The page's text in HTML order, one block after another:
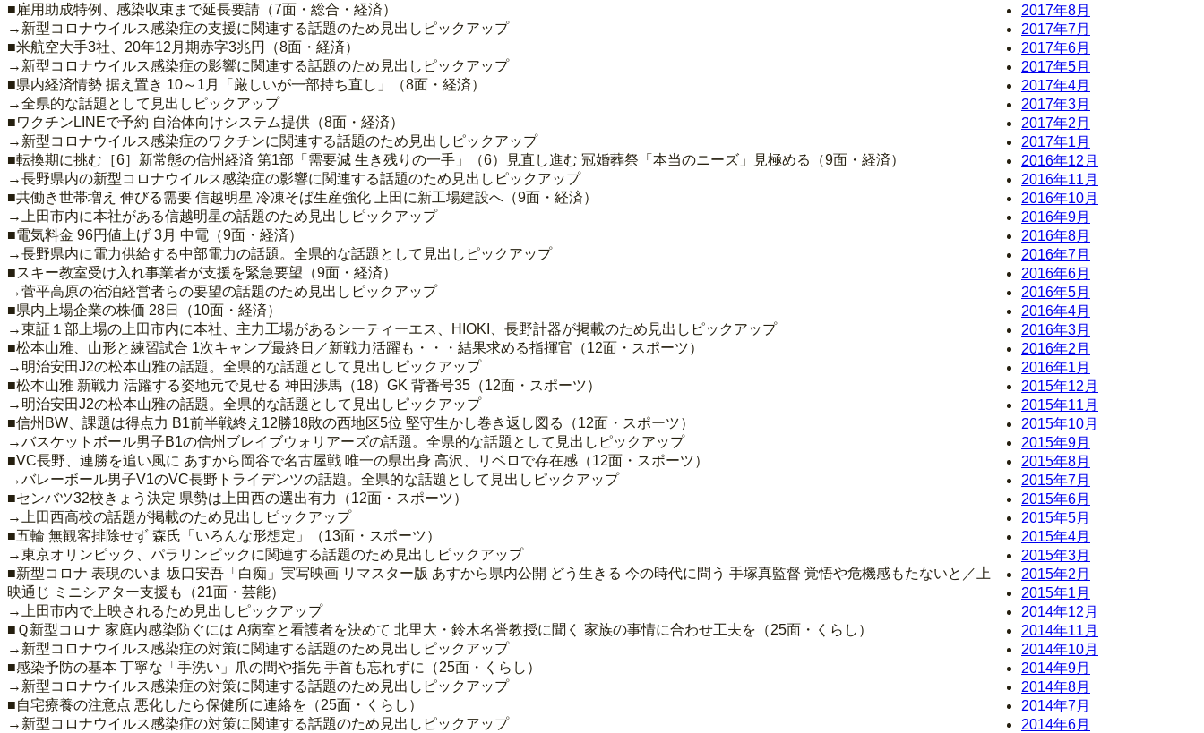
■雇用助成特例、感染収束まで延長要請（7面・総合・経済）
→新型コロナウイルス感染症の支援に関連する話題のため見出しピックアップ
■米航空大手3社、20年12月期赤字3兆円（8面・経済）
→新型コロナウイルス感染症の影響に関連する話題のため見出しピックアップ
■県内経済情勢 据え置き 10～1月「厳しいが一部持ち直し」（8面・経済）
→全県的な話題として見出しピックアップ
■ワクチンLINEで予約 自治体向けシステム提供（8面・経済）
→新型コロナウイルス感染症のワクチンに関連する話題のため見出しピックアップ
■転換期に挑む［6］新常態の信州経済 第1部「需要減 生き残りの一手」（6）見直し進む 冠婚葬祭「本当のニーズ」見極める（9面・経済）
→長野県内の新型コロナウイルス感染症の影響に関連する話題のため見出しピックアップ
■共働き世帯増え 伸びる需要 信越明星 冷凍そば生産強化 上田に新工場建設へ（9面・経済）
→上田市内に本社がある信越明星の話題のため見出しピックアップ
■電気料金 96円値上げ 3月 中電（9面・経済）
→長野県内に電力供給する中部電力の話題。全県的な話題として見出しピックアップ
■スキー教室受け入れ事業者が支援を緊急要望（9面・経済）
→菅平高原の宿泊経営者らの要望の話題のため見出しピックアップ
■県内上場企業の株価 28日（10面・経済）
→東証１部上場の上田市内に本社、主力工場があるシーティーエス、HIOKI、長野計器が掲載のため見出しピックアップ
■松本山雅、山形と練習試合 1次キャンプ最終日／新戦力活躍も・・・結果求める指揮官（12面・スポーツ）
→明治安田J2の松本山雅の話題。全県的な話題として見出しピックアップ
■松本山雅 新戦力 活躍する姿地元で見せる 神田渉馬（18）GK 背番号35（12面・スポーツ）
→明治安田J2の松本山雅の話題。全県的な話題として見出しピックアップ
■信州BW、課題は得点力 B1前半戦終え12勝18敗の西地区5位 堅守生かし巻き返し図る（12面・スポーツ）
→バスケットボール男子B1の信州ブレイブウォリアーズの話題。全県的な話題として見出しピックアップ
■VC長野、連勝を追い風に あすから岡谷で名古屋戦 唯一の県出身 高沢、リベロで存在感（12面・スポーツ）
→バレーボール男子V1のVC長野トライデンツの話題。全県的な話題として見出しピックアップ
■センバツ32校きょう決定 県勢は上田西の選出有力（12面・スポーツ）
→上田西高校の話題が掲載のため見出しピックアップ
■五輪 無観客排除せず 森氏「いろんな形想定」（13面・スポーツ）
→東京オリンピック、パラリンピックに関連する話題のため見出しピックアップ
■新型コロナ 表現のいま 坂口安吾「白痴」実写映画 リマスター版 あすから県内公開 どう生きる 今の時代に問う 手塚真監督 覚悟や危機感もたないと／上
映通じ ミニシアター支援も（21面・芸能）
→上田市内で上映されるため見出しピックアップ
■Ｑ新型コロナ 家庭内感染防ぐには A病室と看護者を決めて 北里大・鈴木名誉教授に聞く 家族の事情に合わせ工夫を（25面・くらし）
→新型コロナウイルス感染症の対策に関連する話題のため見出しピックアップ
■感染予防の基本 丁寧な「手洗い」爪の間や指先 手首も忘れずに（25面・くらし）
→新型コロナウイルス感染症の対策に関連する話題のため見出しピックアップ
■自宅療養の注意点 悪化したら保健所に連絡を（25面・くらし）
→新型コロナウイルス感染症の対策に関連する話題のため見出しピックアップ
2017年8月
2017年7月
2017年6月
2017年5月
2017年4月
2017年3月
2017年2月
2017年1月
2016年12月
2016年11月
2016年10月
2016年9月
2016年8月
2016年7月
2016年6月
2016年5月
2016年4月
2016年3月
2016年2月
2016年1月
2015年12月
2015年11月
2015年10月
2015年9月
2015年8月
2015年7月
2015年6月
2015年5月
2015年4月
2015年3月
2015年2月
2015年1月
2014年12月
2014年11月
2014年10月
2014年9月
2014年8月
2014年7月
2014年6月